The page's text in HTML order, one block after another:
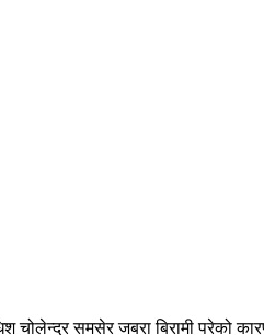
चोलेन्द्र समसेर जबरा बिरामी परेको